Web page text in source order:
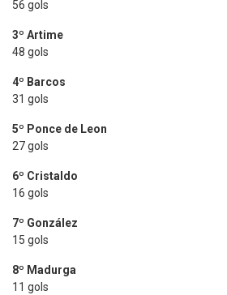
56 gols
3º Artime
48 gols
4º Barcos
31 gols
5º Ponce de Leon
27 gols
6º Cristaldo
16 gols
7º González
15 gols
8º Madurga
11 gols